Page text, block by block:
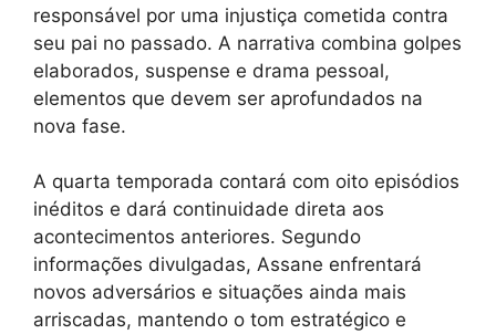
responsável por uma injustiça cometida contra
seu pai no passado. A narrativa combina golpes
elaborados, suspense e drama pessoal,
elementos que devem ser aprofundados na
nova fase.
A quarta temporada contará com oito episódios
inéditos e dará continuidade direta aos
acontecimentos anteriores. Segundo
informações divulgadas, Assane enfrentará
novos adversários e situações ainda mais
arriscadas, mantendo o tom estratégico e